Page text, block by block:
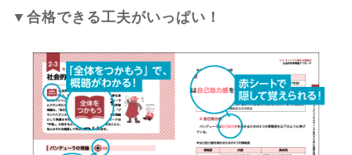
▼合格できる工夫がいっぱい！